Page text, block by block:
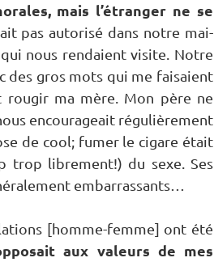
mais l’étranger ne se
pas autorisé dans notre mai-
nous rendaient visite. Notre
des gros mots qui me faisaient
rougir ma mère. Mon père ne
encourageait régulièrement
de cool; fumer le cigare était
trop librement!) du sexe. Ses
embarrassants…
[homme-femme] ont été
aux valeurs de mes